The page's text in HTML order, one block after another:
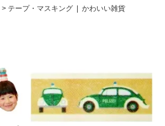
> テープ・マスキング かわいい雑貨